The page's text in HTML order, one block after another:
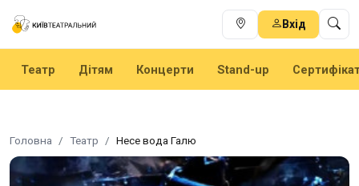
Вхід
Театр Дітям Концерти Stand-up
Головна Театр Несе вода Галю